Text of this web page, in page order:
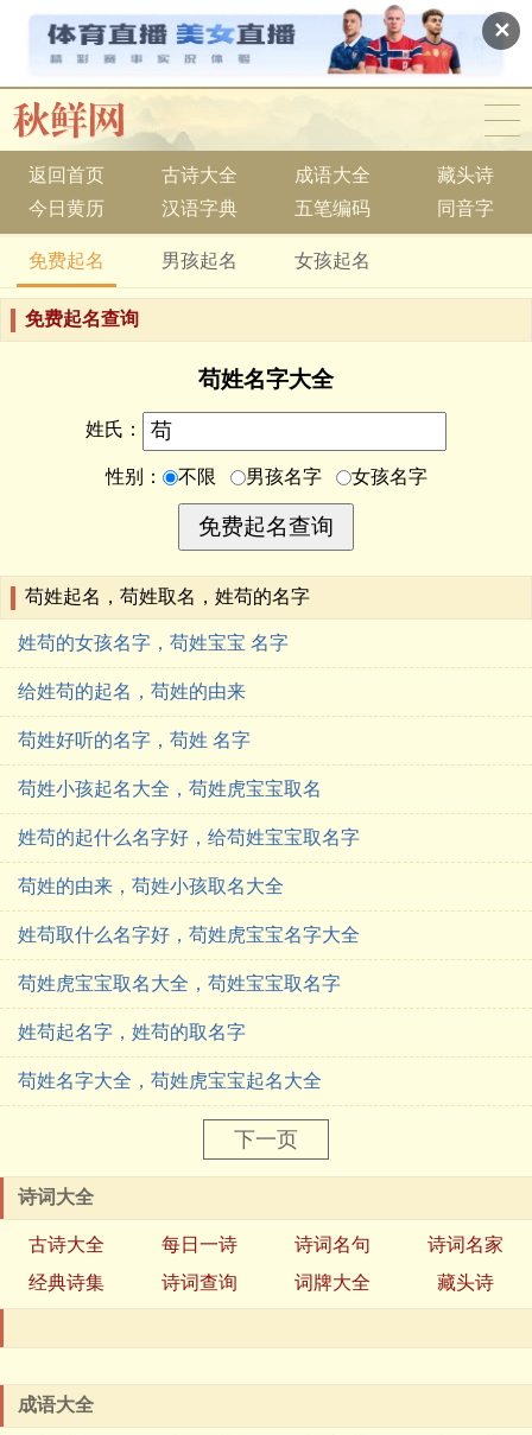
✕
返回首页 古诗大全 成语大全
藏头诗
今日黄历
汉语字典 五笔编码 同音字
免费起名 男孩起名 女孩起名
免费起名查询
苟姓名字大全
姓氏：
性别： 不限 男孩名字 女孩名字
苟姓起名，苟姓取名，姓苟的名字
姓苟的女孩名字，苟姓宝宝 名字
给姓苟的起名，苟姓的由来
苟姓好听的名字，苟姓 名字
苟姓小孩起名大全，苟姓虎宝宝取名
姓苟的起什么名字好，给苟姓宝宝取名字
苟姓的由来，苟姓小孩取名大全
姓苟取什么名字好，苟姓虎宝宝名字大全
苟姓虎宝宝取名大全，苟姓宝宝取名字
姓苟起名字，姓苟的取名字
苟姓名字大全，苟姓虎宝宝起名大全
下一页
诗词大全
古诗大全 每日一诗 诗词名句
诗词名家
经典诗集
诗词查询 词牌大全 藏头诗
成语大全